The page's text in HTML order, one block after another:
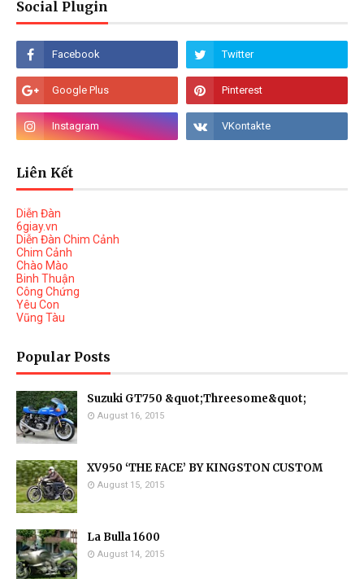
Social Plugin
Liên Kết
Diễn Đàn
6giay.vn
Diễn Đàn Chim Cảnh
Chim Cảnh
Chào Mào
Binh Thuận
Công Chứng
Yêu Con
Vũng Tàu
Popular Posts
Suzuki GT750 &quot;Threesome&quot;
August 16, 2015
XV950 ‘THE FACE’ BY KINGSTON CUSTOM
August 15, 2015
La Bulla 1600
August 14, 2015